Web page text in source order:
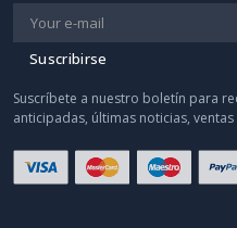
Suscribirse
Suscríbete a nuestro boletín para
anticipadas, últimas noticias,